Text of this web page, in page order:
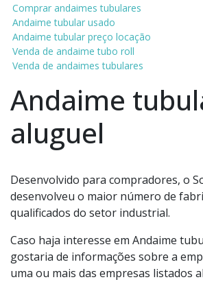
Comprar andaimes tubulares
Andaime tubular usado
Andaime tubular preço locação
Venda de andaime tubo roll
Venda de andaimes tubulares
Andaime
aluguel
Desenvolvido para compradores, o
desenvolveu o maior número de
qualificados do setor industrial.
Caso haja interesse em Andaime
gostaria de informações sobre a
uma ou mais das empresas listados